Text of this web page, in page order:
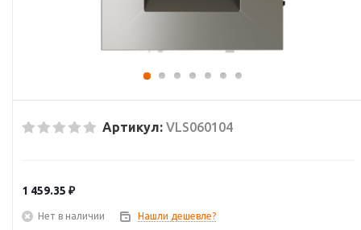
Артикул: VLS060104
1 459.35 ₽
Нет в наличии Нашли дешевле?